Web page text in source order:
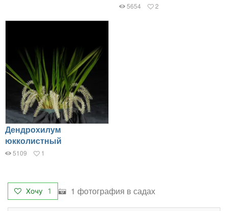
5654 2
Дендрохилум
юкколистный
5109 1
Хочу 1 1 фотография в садах